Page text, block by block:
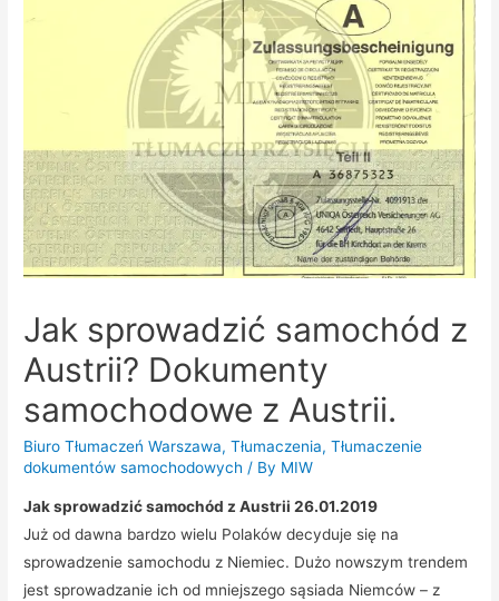
Jak sprowadzić samochód z
Austrii? Dokumenty
samochodowe z Austrii.
Biuro Tłumaczeń Warszawa,Tłumaczenia,Tłumaczenie
dokumentów samochodowych / By MIW
Jak sprowadzić samochód z Austrii 26.01.2019
Już od dawna bardzo wielu Polaków decyduje się na
sprowadzenie samochodu z Niemiec. Dużo nowszym trendem
jest sprowadzanie ich od mniejszego sąsiada Niemców – z